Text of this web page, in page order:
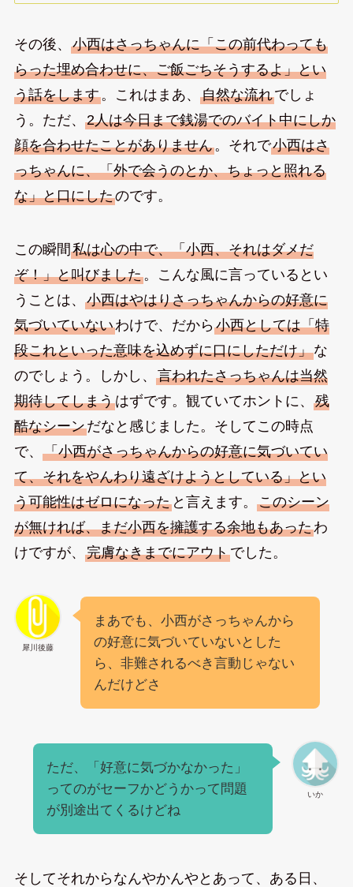
その後、 小西はさっちゃんに「この前代わっても
らった埋め合わせに、ご飯ごちそうするよ」とい
う話をします。これはまあ、 自然な流れでしょ
う。ただ、 2人は今日まで銭湯でのバイト中にしか
顔を合わせたことがありません。それで小西はさ
っちゃんに、「外で会うのとか、ちょっと照れる
な」と口にしたのです。
この瞬間私は心の中で、「小西、それはダメだ
ぞ！」と叫びました。こんな風に言っているとい
うことは、 小西はやはりさっちゃんからの好意に
気づいていないわけで、だから小西としては「特
段これといった意味を込めずに口にしただけ」な
のでしょう。しかし、 言われたさっちゃんは当然
期待してしまうはずです。観ていてホントに、 残
酷なシーンだなと感じました。そしてこの時点
で、 「小西がさっちゃんからの好意に気づいてい
て、それをやんわり遠ざけようとしている」とい
う可能性はゼロになったと言えます。 このシーン
が無ければ、まだ小西を擁護する余地もあったわ
けですが、 完膚なきまでにアウトでした。
犀川後藤
まあでも、小西がさっちゃんから
の好意に気づいていないとした
ら、非難されるべき言動じゃない
んだけどさ
いか
ただ、「好意に気づかなかった」
ってのがセーフかどうかって問題
が別途出てくるけどね
そしてそれからなんやかんやとあって、ある日、